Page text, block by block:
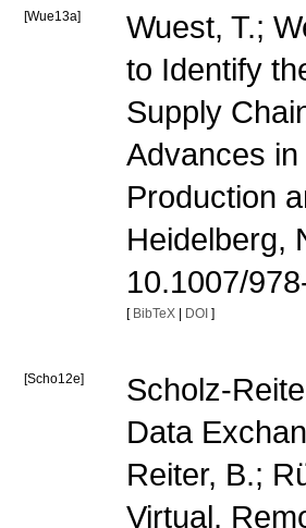
[Wue13a]
Wuest, T.;
to Identify
Supply
Advances
Production
Heidelberg,
10.1007/
[ BibTeX| DOI ]
[Scho12e]
Scholz-
Data
Reiter, B.;
Virtual,